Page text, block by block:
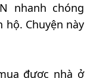
nhanh chóng
Chuyện này
được nhà ở